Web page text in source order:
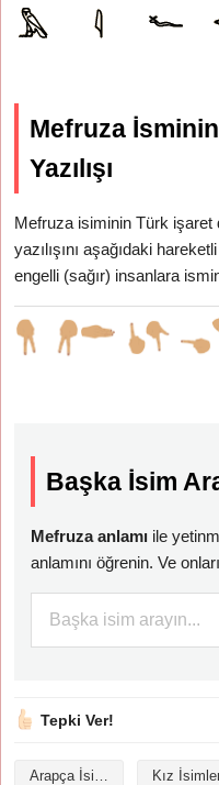
Mefruza
Yazılışı
Mefruza isiminin Türk
yazılışını aşağıdaki
engelli (sağır) insanlara
Başka İsim
Mefruza anlamı ile
anlamını öğrenin. Ve
Tepki Ver!
Arapça İsimler Kız